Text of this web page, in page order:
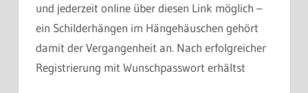
und jederzeit online über diesen Link möglich –
ein Schilderhängen im Hängehäuschen gehört
damit der Vergangenheit an. Nach erfolgreicher
Registrierung mit Wunschpasswort erhältst